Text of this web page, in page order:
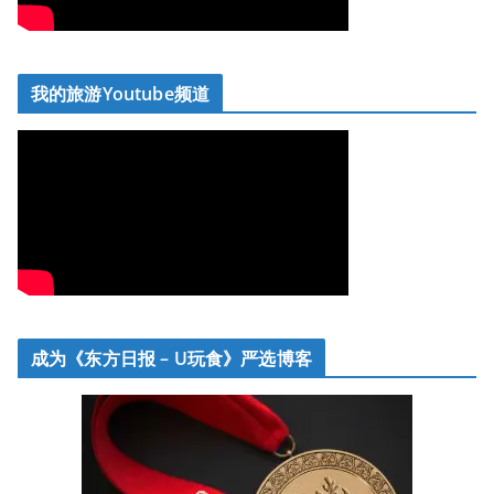
我的旅游Youtube频道
成为《东方日报 – U玩食》严选博客